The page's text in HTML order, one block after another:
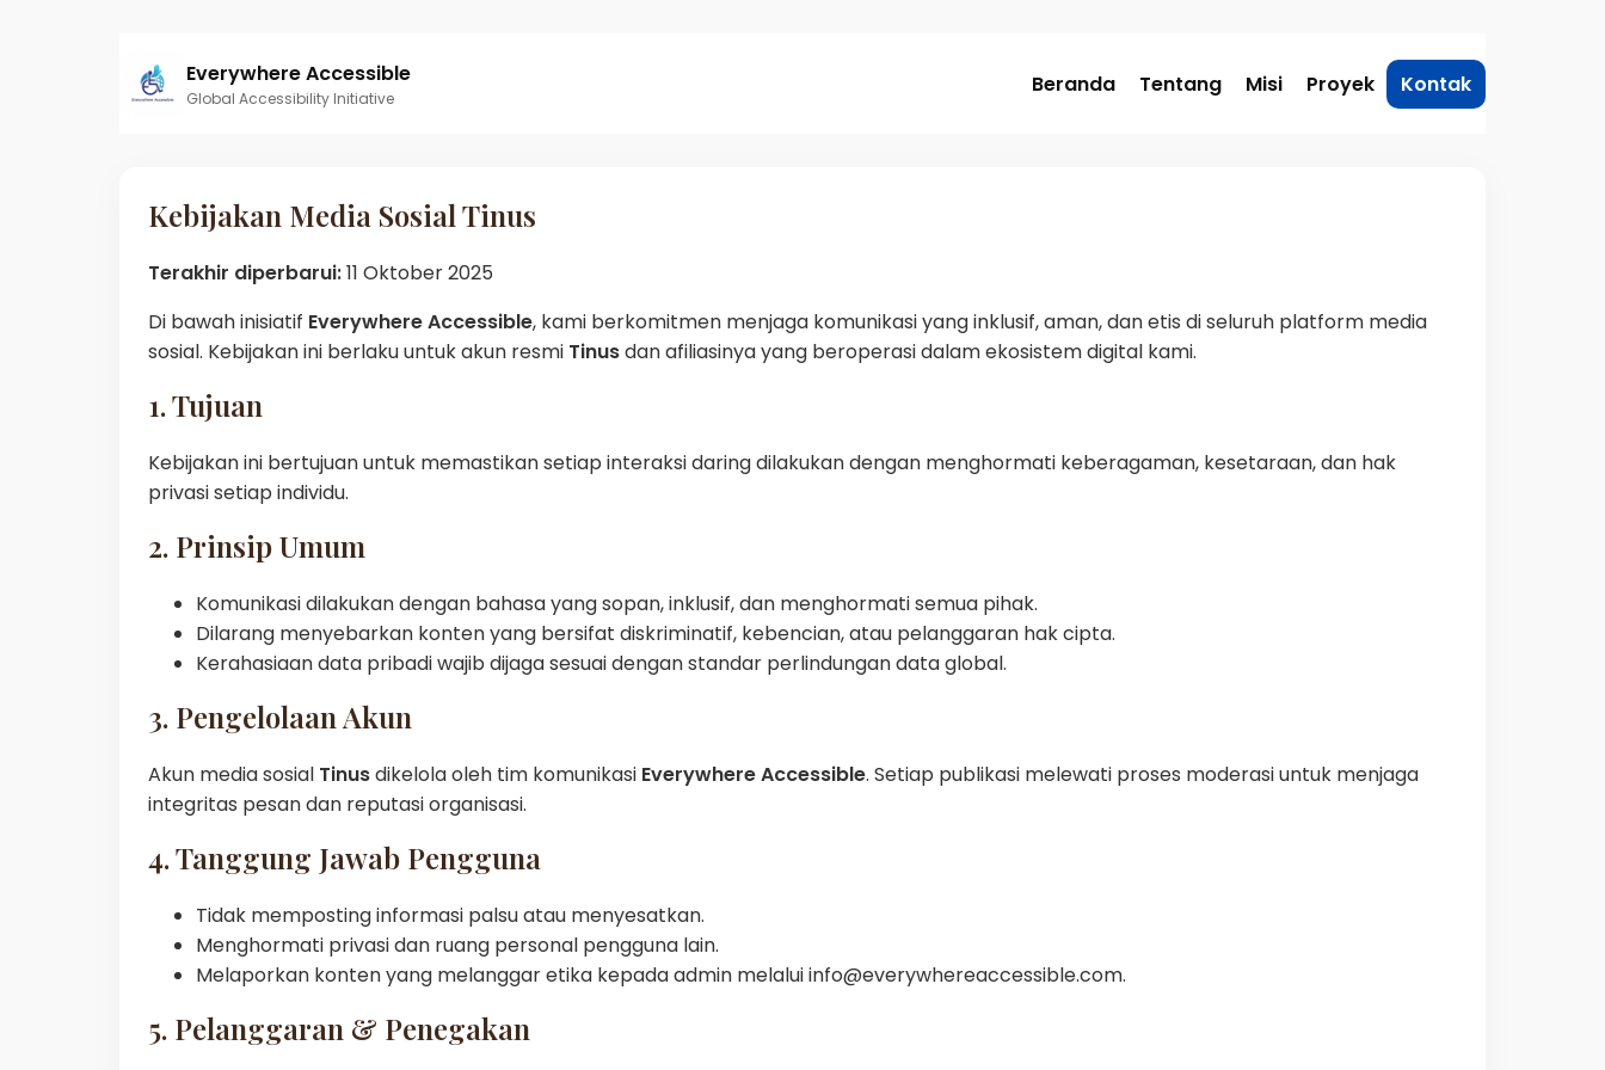
Everywhere Accessible
Global Accessibility Initiative
Beranda Tentang Misi Proyek Kontak
Kebijakan Media Sosial Tinus
Terakhir diperbarui:11 Oktober 2025
Di bawah inisiatif Everywhere Accessible, kami berkomitmen menjaga komunikasi yang inklusif, aman, dan etis di seluruh platform media
sosial. Kebijakan ini berlaku untuk akun resmi Tinusdan afiliasinya yang beroperasi dalam ekosistem digital kami.
1. Tujuan
Kebijakan ini bertujuan untuk memastikan setiap interaksi daring dilakukan dengan menghormati keberagaman, kesetaraan, dan hak
privasi setiap individu.
2. Prinsip Umum
Komunikasi dilakukan dengan bahasa yang sopan, inklusif, dan menghormati semua pihak.
Dilarang menyebarkan konten yang bersifat diskriminatif, kebencian, atau pelanggaran hak cipta.
Kerahasiaan data pribadi wajib dijaga sesuai dengan standar perlindungan data global.
3. Pengelolaan Akun
Akun media sosial Tinusdikelola oleh tim komunikasi Everywhere Accessible. Setiap publikasi melewati proses moderasi untuk menjaga
integritas pesan dan reputasi organisasi.
4. Tanggung Jawab Pengguna
Tidak memposting informasi palsu atau menyesatkan.
Menghormati privasi dan ruang personal pengguna lain.
Melaporkan konten yang melanggar etika kepada admin melaluiinfo@everywhereaccessible.com.
5. Pelanggaran & Penegakan